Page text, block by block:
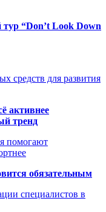
“Don’t Look Down
средств для развития
активнее
тренд
помогают
обязательным
специалистов в